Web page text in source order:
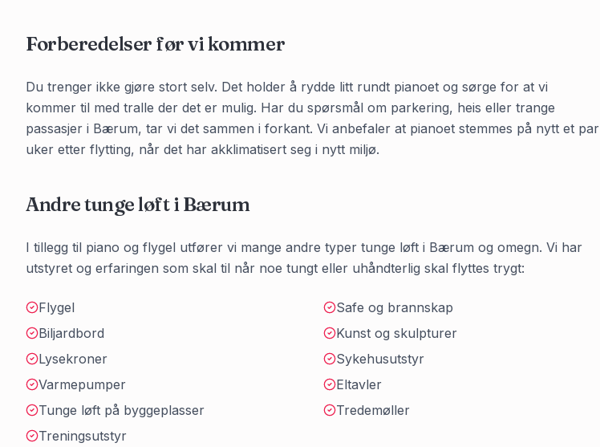
Forberedelser før vi kommer
Du trenger ikke gjøre stort selv. Det holder å rydde litt rundt pianoet og sørge for at vi
kommer til med tralle der det er mulig. Har du spørsmål om parkering, heis eller trange
passasjer i Bærum, tar vi det sammen i forkant. Vi anbefaler at pianoet stemmes på nytt et par
uker etter flytting, når det har akklimatisert seg i nytt miljø.
Andre tunge løft iBærum
I tillegg til piano og flygel utfører vi mange andre typer tunge løft i Bærum og omegn. Vi har
utstyret og erfaringen som skal til når noe tungt eller uhåndterlig skal flyttes trygt:
Flygel
Safe og brannskap
Biljardbord
Kunst og skulpturer
Lysekroner
Sykehusutstyr
Varmepumper
Eltavler
Tunge løft på byggeplasser
Tredemøller
Treningsutstyr